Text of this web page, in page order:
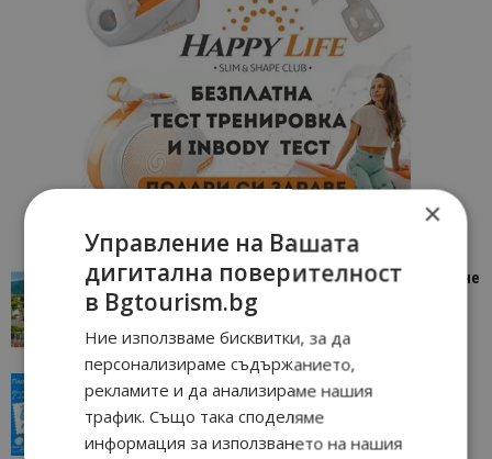
“Пощенска картичка от…”: Петрич – Изживяване
отвъд очакваното
всички времена
23/06/2026 10:00
×
Управление на Вашата
дигитална поверителност
в Bgtourism.bg
Ние използваме бисквитки, за да
персонализираме съдържанието,
рекламите и да анализираме нашия
трафик. Също така споделяме
информация за използването на нашия